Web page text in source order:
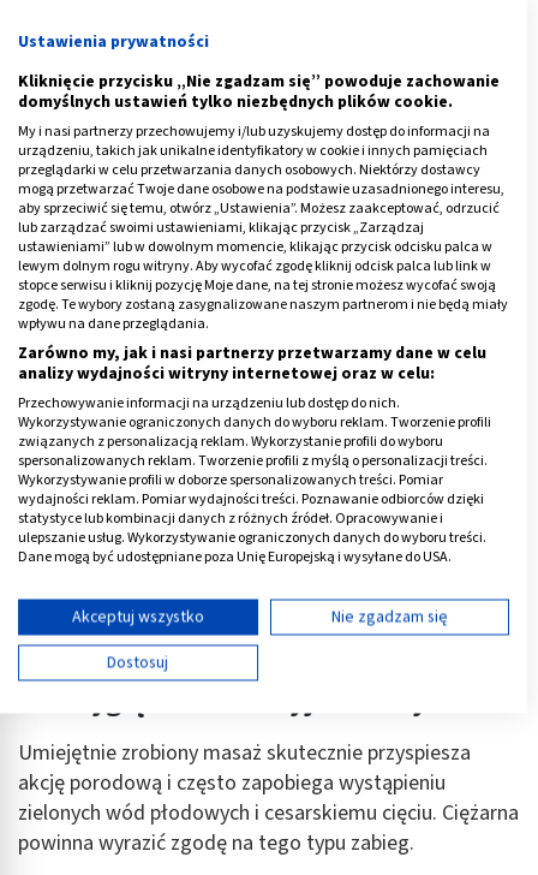
wskazuje na prawidłową i skuteczną indukcje porodu
poprzez masaż. Do takich należą:
pojawienie się czynnościskurczowych macicy, w
tym także skurczy przepowiadających,
napięty brzuch,
odczuwanie przez kobietę bólu, jak przy skurczach
miesiączkowych.
Reklama
Jak wygląda masaż szyjki macicy?
Umiejętnie zrobiony masaż skutecznie przyspiesza
akcję porodową i często zapobiega wystąpieniu
zielonych wód płodowych i cesarskiemu cięciu. Ciężarna
powinna wyrazić zgodę na tego typu zabieg.
Ustawienia prywatności
Kliknięcie przycisku „Nie zgadzam się” powoduje zachowanie
domyślnych ustawień tylko niezbędnych plików cookie.
My i nasi partnerzy przechowujemy i/lub uzyskujemy dostęp do informacji na
urządzeniu, takich jak unikalne identyfikatory w cookie i innych pamięciach
przeglądarki w celu przetwarzania danych osobowych. Niektórzy dostawcy
mogą przetwarzać Twoje dane osobowe na podstawie uzasadnionego interesu,
aby sprzeciwić się temu, otwórz „Ustawienia”. Możesz zaakceptować, odrzucić
lub zarządzać swoimi ustawieniami, klikając przycisk „Zarządzaj
ustawieniami” lub w dowolnym momencie, klikając przycisk odcisku palca w
lewym dolnym rogu witryny. Aby wycofać zgodę kliknij odcisk palca lub link w
stopce serwisu i kliknij pozycję Moje dane, na tej stronie możesz wycofać swoją
zgodę. Te wybory zostaną zasygnalizowane naszym partnerom i nie będą miały
wpływu na dane przeglądania.
Zarówno my, jak i nasi partnerzy przetwarzamy dane w celu
analizy wydajności witryny internetowej oraz w celu:
Przechowywanie informacji na urządzeniu lub dostęp do nich.
Wykorzystywanie ograniczonych danych do wyboru reklam. Tworzenie profili
związanych z personalizacją reklam. Wykorzystanie profili do wyboru
spersonalizowanych reklam. Tworzenie profili z myślą o personalizacji treści.
Wykorzystywanie profili w doborze spersonalizowanych treści. Pomiar
wydajności reklam. Pomiar wydajności treści. Poznawanie odbiorców dzięki
statystyce lub kombinacji danych z różnych źródeł. Opracowywanie i
ulepszanie usług. Wykorzystywanie ograniczonych danych do wyboru treści.
Dane mogą być udostępniane poza Unię Europejską i wysyłane do USA.
Wyświetl listę partnerów (11 dostawców IAB)
Używamy Twoich danych w następujących celach:
Cele przetwarzania IAB:
Przechowywanie informacji na urządzeniu lub
Wykorzystywanie ograniczonych danych do
wyboru reklam
Tworzenie profili w celu spersonalizowanych
Akceptuj wszystko
Nie zgadzam się
Dostosuj